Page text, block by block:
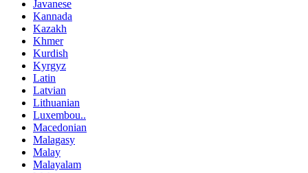
Javanese
Kannada
Kazakh
Khmer
Kurdish
Kyrgyz
Latin
Latvian
Lithuanian
Luxembou..
Macedonian
Malagasy
Malay
Malayalam